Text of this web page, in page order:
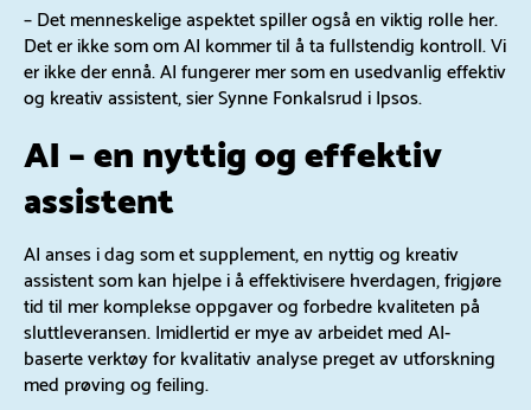
– Det menneskelige aspektet spiller også en viktig rolle her.
Det er ikke som om AI kommer til å ta fullstendig kontroll. Vi
er ikke der ennå. AI fungerer mer som en usedvanlig effektiv
og kreativ assistent, sier Synne Fonkalsrud i Ipsos.
AI – en nyttig og effektiv
assistent
AI anses i dag som et supplement, en nyttig og kreativ
assistent som kan hjelpe i å effektivisere hverdagen, frigjøre
tid til mer komplekse oppgaver og forbedre kvaliteten på
sluttleveransen. Imidlertid er mye av arbeidet med AI-
baserte verktøy for kvalitativ analyse preget av utforskning
med prøving og feiling.